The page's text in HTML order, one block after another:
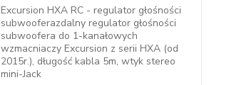
Excursion HXA RC - regulator głośności
subwooferazdalny regulator głośności
subwoofera do 1-kanałowych
wzmacniaczy Excursion z serii HXA (od
2015r.), długość kabla 5m, wtyk stereo
mini-Jack